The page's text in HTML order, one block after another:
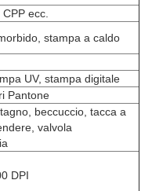
ecc.
stampa a caldo
UV, stampa digitale
Pantone
beccuccio, tacca a
valvola
DPI